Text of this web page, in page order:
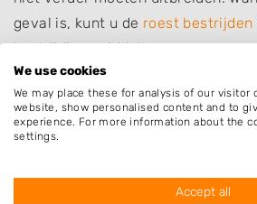
geval is, kunt u de roest bestrijden
bestrijdingsmiddelen.
Jonge scheuten trekken ook
Wanneer er te veel naaktslakken
kunnen deze de plant aantasten. U
centimeter met koffiedik,
We use cookies
We may place these for analysis of our visitor
website, show personalised content and to
experience. For more information about the
settings.
Accept all